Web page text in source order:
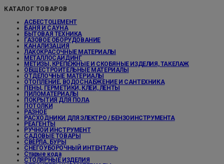
КАТАЛОГ ТОВАРОВ
АСБЕСТОЦЕМЕНТ
БАНЯ И САУНА
БЫТОВАЯ ТЕХНИКА
ГАЗОВОЕ ОБОРУДОВАНИЕ
КАНАЛИЗАЦИЯ
ЛАКОКРАСОЧНЫЕ МАТЕРИАЛЫ
МЕТАЛЛОСАЙДИНГ
МЕТИЗЫ, КРЕПЕЖНЫЕ И СКОБЯНЫЕ ИЗДЕЛИЯ, ТАКЕЛАЖ
ОБЩЕСТРОИТЕЛЬНЫЕ МАТЕРИАЛЫ
ОТДЕЛОЧНЫЕ МАТЕРИАЛЫ
ОТОПЛЕНИЕ, ВОДОСНАБЖЕНИЕ И САНТЕХНИКА
ПЕНЫ, ГЕРМЕТИКИ, КЛЕИ, ЛЕНТЫ
ПИЛОМАТЕРИАЛЫ
ПОКРЫТИЯ ДЛЯ ПОЛА
ПОТОЛКИ
РАЗНОЕ
РАСХОДНИКИ ДЛЯ ЭЛЕКТРО / БЕНЗОИНСТРУМЕНТА
РЕАГЕНТЫ
РУЧНОЙ ИНСТРУМЕНТ
САДОВЫЕ ТОВАРЫ
СВЕРЛА, БУРЫ
СНЕГОУБОРОЧНЫЙ ИНТЕНТАРЬ
Старые кода
СТОЛЯРНЫЕ ИЗДЕЛИЯ